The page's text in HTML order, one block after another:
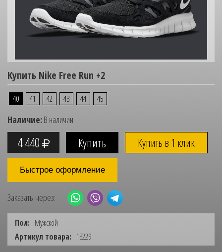
Купить Nike Free Run +2
40 41 42 43 44 45
Наличие:В наличии
4 440 Купить в 1 клик
Быстрое оформление
Заказать через:
Пол: Мужской
Артикул товара: 13229